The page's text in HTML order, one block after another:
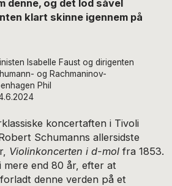
denne, og det lod såvel
klart skinne igennem på
Isabelle Faust og dirigenten
og Rachmaninov-
Phil
koncertaften i Tivoli
Schumanns allersidste
Violinkoncerten i d-mol fra 1853.
end 80 år, efter at
denne verden på et